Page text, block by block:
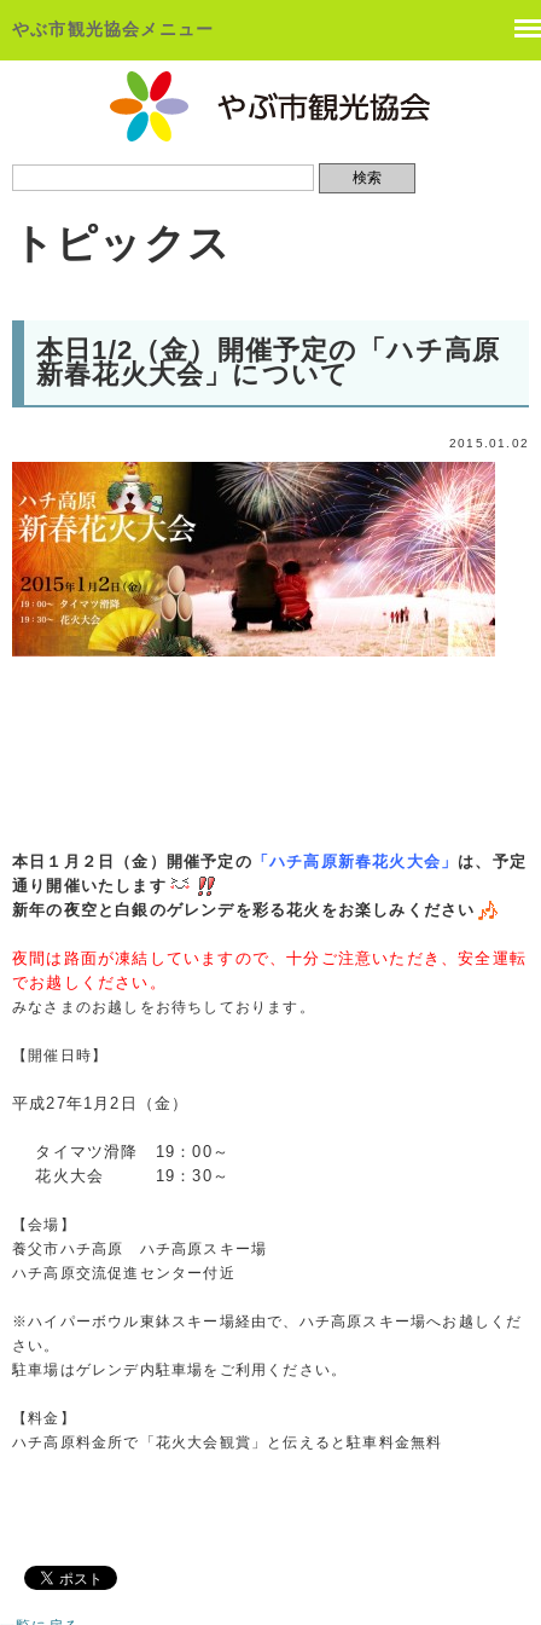
やぶ市観光協会メニュー
トピックス
本日1/2（金）開催予定の「ハチ高原
新春花火大会」について
2015.01.02
本日１月２日（金）開催予定の 「ハチ高原新春花火大会」 は、予定
通り開催いたします
新年の夜空と白銀のゲレンデを彩る花火をお楽しみください
夜間は路面が凍結していますので、十分ご注意いただき、安全運転
でお越しください。
みなさまのお越しをお待ちしております。
【開催日時】
平成27年1月2日（金）
タイマツ滑降 19：00～
花火大会 19：30～
【会場】
養父市ハチ高原 ハチ高原スキー場
ハチ高原交流促進センター付近
※ハイパーボウル東鉢スキー場経由で、ハチ高原スキー場へお越しくだ
さい。
駐車場はゲレンデ内駐車場をご利用ください。
【料金】
ハチ高原料金所で「花火大会観賞」と伝えると駐車料金無料